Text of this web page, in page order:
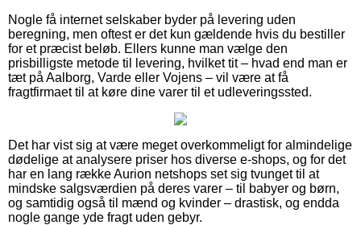
Nogle få internet selskaber byder på levering uden
beregning, men oftest er det kun gældende hvis du bestiller
for et præcist beløb. Ellers kunne man vælge den
prisbilligste metode til levering, hvilket tit – hvad end man er
tæt på Aalborg, Varde eller Vojens – vil være at få
fragtfirmaet til at køre dine varer til et udleveringssted.
Det har vist sig at være meget overkommeligt for almindelige
dødelige at analysere priser hos diverse e-shops, og for det
har en lang række Aurion netshops set sig tvunget til at
mindske salgsværdien på deres varer – til babyer og børn,
og samtidig også til mænd og kvinder – drastisk, og endda
nogle gange yde fragt uden gebyr.